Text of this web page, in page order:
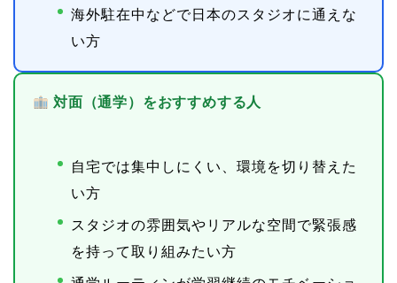
海外駐在中などで日本のスタジオに通えな
い方
対面（通学）をおすすめする人
自宅では集中しにくい、環境を切り替えた
い方
スタジオの雰囲気やリアルな空間で緊張感
を持って取り組みたい方